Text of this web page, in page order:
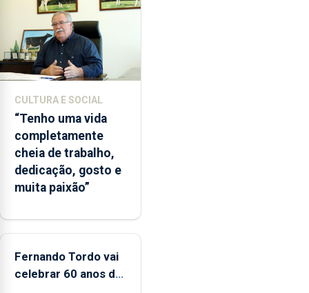
lapas
2022
e
2026.
ilha
das
Flores
apresenta
um
“decréscimo
da
entre
2022
CULTURA E SOCIAL
“Tenho uma vida
completamente
cheia de trabalho,
dedicação, gosto e
muita paixão”
Fernando Tordo vai
celebrar 60 anos de